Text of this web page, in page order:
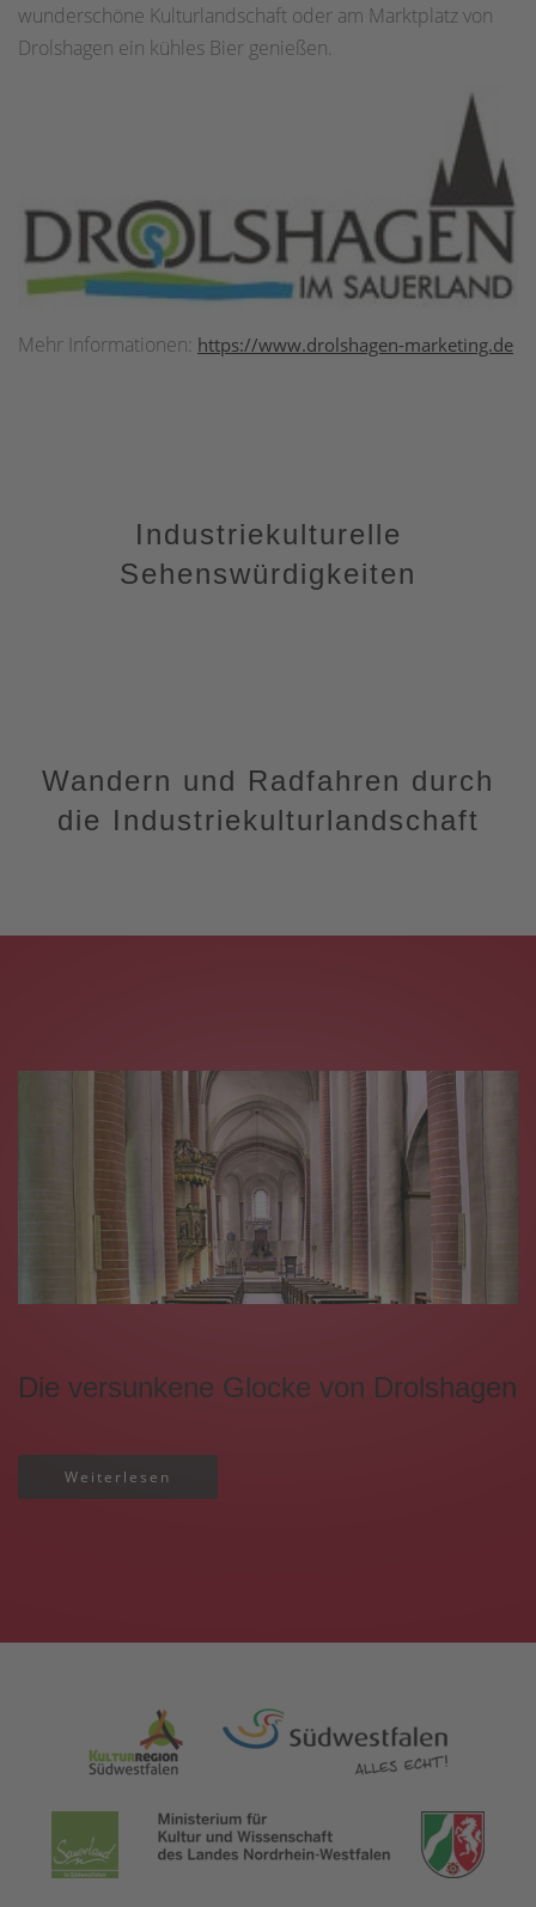
wunderschöne Kulturlandschaft oder am Marktplatz von
Drolshagen ein kühles Bier genießen.
Mehr Informationen: https://www.drolshagen-marketing.de
Industriekulturelle
Sehenswürdigkeiten
Wandern und Radfahren durch
die Industriekulturlandschaft
Die versunkene Glocke von Drolshagen
Weiterlesen